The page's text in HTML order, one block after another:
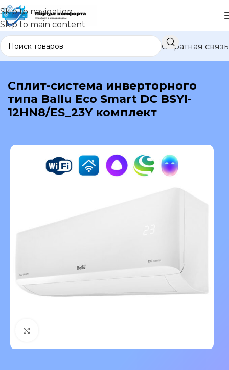
Skip to navigation
Skip to main content
Обратная связь
В каталог
Сплит-система инверторного
типа Ballu Eco Smart DC BSYI-
12HN8/ES_23Y комплект